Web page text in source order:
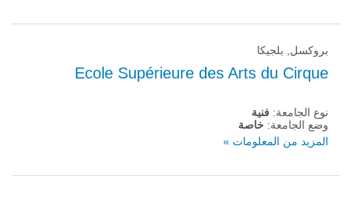
بروكسل, بلجيكا
Ecole Supérieure des Arts du Cirque
نوع الجامعة: فنية
وضع الجامعة: خاصة
المزيد من المعلومات »